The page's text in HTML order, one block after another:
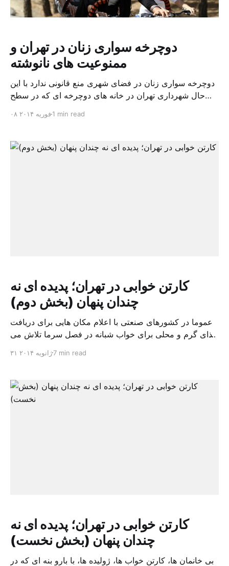
دوچرخه سواری زنان در تهران و
ممنوعیت های نانوشته
دوچرخه سواری زنان در فضای شهری منع قانونی ندارد با این
حال شهرداری تهران در خانه های دوچرخه ای که در سطح
یک شهروند تهرانی در این باره به شرق پارسی می گوید: “اگر
۰۸ فوریه ۲۰۱۴1 min read
کارتن خوابی در تهران؛ پدیده ای نه
چندان پنهان (بخش دوم)
عموما در کشورهای صنعتی با اعلام مکان هایی برای دریافت
غذای گرم و محلی برای خواب شبانه در فصل سرما تلاش می
شود، اما شهرداری تهران با گشت های شبه پلیسی در شهر
۳۱ ژانویه ۲۰۱۴7 min read
کارتن خوابی در تهران؛ پدیده ای نه
چندان پنهان (بخش نخست)
بی خانمان ها، کارتن خواب ها، ژولیده ها، با بارو بنه ای که در